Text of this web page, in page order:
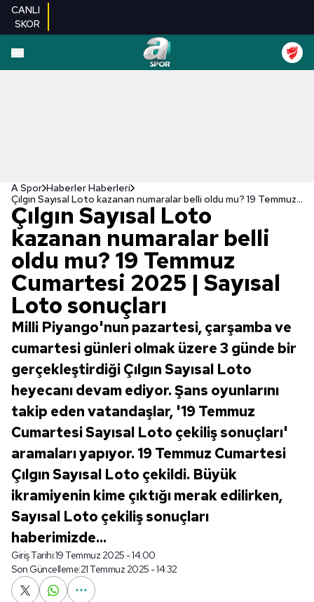
CANLI
SKOR
A Spor Haberler Haberleri
Çılgın Sayısal Loto kazanan numaralar belli oldu mu? 19 Temmuz Cumartesi 2025 | Sayısal Loto sonuçları
Çılgın Sayısal Loto
kazanan numaralar belli
oldu mu? 19 Temmuz
Cumartesi 2025 | Sayısal
Loto sonuçları
Milli Piyango'nun pazartesi, çarşamba ve
cumartesi günleri olmak üzere 3 günde bir
gerçekleştirdiği Çılgın Sayısal Loto
heyecanı devam ediyor. Şans oyunlarını
takip eden vatandaşlar, '19 Temmuz
Cumartesi Sayısal Loto çekiliş sonuçları'
aramaları yapıyor. 19 Temmuz Cumartesi
Çılgın Sayısal Loto çekildi. Büyük
ikramiyenin kime çıktığı merak edilirken,
Sayısal Loto çekiliş sonuçları
haberimizde...
Giriş Tarihi:19 Temmuz 2025 - 14:00
Son Güncelleme:21 Temmuz 2025 - 14:32